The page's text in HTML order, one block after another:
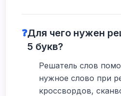
❓Для чего нужен
5 букв?
Решатель слов
нужное слово при
кроссвордов,